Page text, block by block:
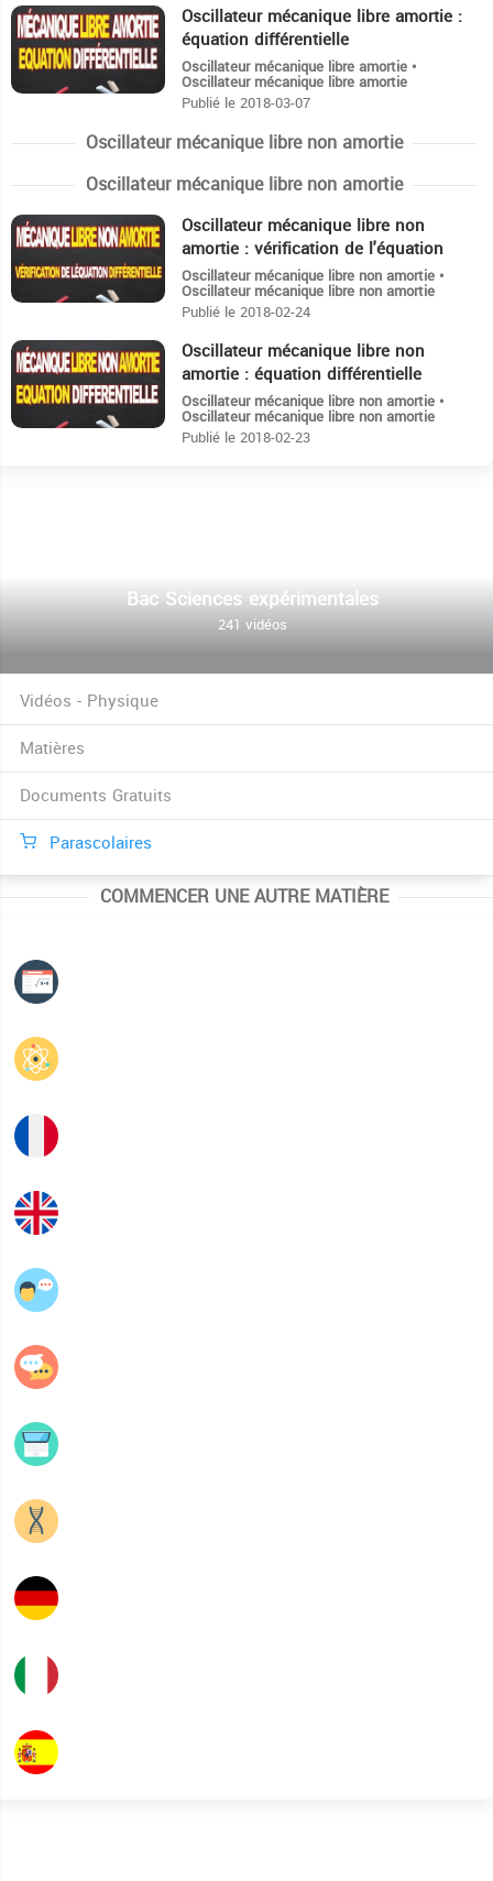
7:33 Oscillateur mécanique libre amortie :
équation différentielle
Oscillateur mécanique libre amortie •
Oscillateur mécanique libre amortie
Publié le 2018-03-07
Oscillateur mécanique libre non amortie
Oscillateur mécanique libre non amortie
5:28 Oscillateur mécanique libre non
amortie : vérification de l'équation
différentielle
Oscillateur mécanique libre non amortie •
Oscillateur mécanique libre non amortie
Publié le 2018-02-24
13:6 Oscillateur mécanique libre non
amortie : équation différentielle
Oscillateur mécanique libre non amortie •
Oscillateur mécanique libre non amortie
Publié le 2018-02-23
Bac Sciences expérimentales
241 vidéos
Vidéos - Physique
Matières
Documents Gratuits
Parascolaires
COMMENCER UNE AUTRE MATIÈRE